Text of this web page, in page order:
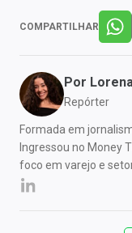
COMPARTILHAR
Por
Repórter
Formada em
Ingressou no Money
foco em varejo e